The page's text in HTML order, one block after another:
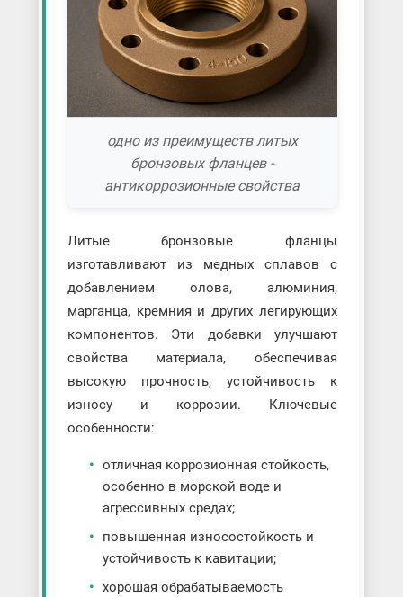
одно из преимуществ литых
бронзовых фланцев -
антикоррозионные свойства
Литые бронзовые фланцы
изготавливают из медных сплавов с
добавлением олова, алюминия,
марганца, кремния и других легирующих
компонентов. Эти добавки улучшают
свойства материала, обеспечивая
высокую прочность, устойчивость к
износу и коррозии. Ключевые
особенности:
отличная коррозионная стойкость,
особенно в морской воде и
агрессивных средах;
повышенная износостойкость и
устойчивость к кавитации;
хорошая обрабатываемость